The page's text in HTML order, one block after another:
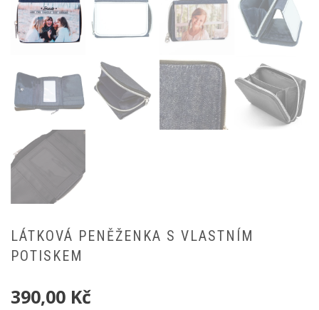
LÁTKOVÁ PENĚŽENKA S VLASTNÍM
POTISKEM
390,00 Kč